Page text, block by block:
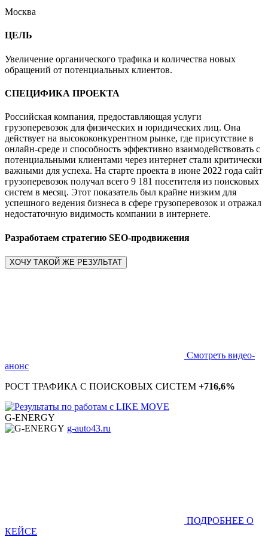
Москва
ЦЕЛЬ
Увеличение органического трафика и количества новых
обращений от потенциальных клиентов.
СПЕЦИФИКА ПРОЕКТА
Российская компания, предоставляющая услуги
грузоперевозок для физических и юридических лиц. Она
действует на высококонкурентном рынке, где присутствие в
онлайн-среде и способность эффективно взаимодействовать с
потенциальными клиентами через интернет стали критически
важными для успеха. На старте проекта в июне 2022 года сайт
грузоперевозок получал всего 9 181 посетителя из поисковых
систем в месяц. Этот показатель был крайне низким для
успешного ведения бизнеса в сфере грузоперевозок и отражал
недостаточную видимость компании в интернете.
Разработаем стратегию SEO-продвижения
ХОЧУ ТАКОЙ ЖЕ РЕЗУЛЬТАТ
Смотреть видео-
анонс
РОСТ ТРАФИКА С ПОИСКОВЫХ СИСТЕМ +716,6%
G-ENERGY
g-auto43.ru
ПОДРОБНЕЕ О
КЕЙСЕ